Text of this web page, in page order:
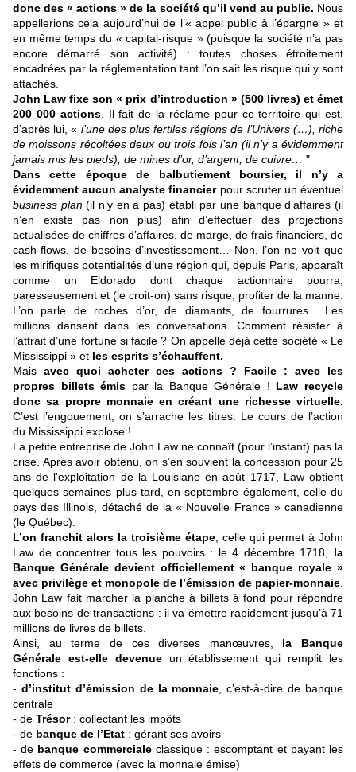
donc des « actions » de la société qu’il vend au public. Nous
appellerions cela aujourd’hui de l’« appel public à l’épargne » et
en même temps du « capital-risque » (puisque la société n’a pas
encore démarré son activité) : toutes choses étroitement
encadrées par la réglementation tant l’on sait les risque qui y sont
attachés.
John Law fixe son « prix d’introduction » (500 livres) et émet
200 000 actions. Il fait de la réclame pour ce territoire qui est,
d’après lui, « l’une des plus fertiles régions de l’Univers (…), riche
de moissons récoltées deux ou trois fois l’an (il n’y a évidemment
jamais mis les pieds), de mines d’or, d’argent, de cuivre… "
Dans cette époque de balbutiement boursier, il n’y a
évidemment aucun analyste financierpour scruter un éventuel
business plan(il n’y en a pas) établi par une banque d’affaires (il
n’en existe pas non plus) afin d’effectuer des projections
actualisées de chiffres d’affaires, de marge, de frais financiers, de
cash-flows, de besoins d’investissement… Non, l’on ne voit que
les mirifiques potentialités d’une région qui, depuis Paris, apparaît
comme un Eldorado dont chaque actionnaire pourra,
paresseusement et (le croit-on) sans risque, profiter de la manne.
L’on parle de roches d’or, de diamants, de fourrures... Les
millions dansent dans les conversations. Comment résister à
l’attrait d’une fortune si facile ? On appelle déjà cette société « Le
Mississippi » et les esprits s’échauffent.
Mais avec quoi acheter ces actions ? Facile : avec les
propres billets émis par la Banque Générale ! Law recycle
donc sa propre monnaie en créant une richesse virtuelle.
C’est l’engouement, on s’arrache les titres. Le cours de l’action
du Mississippi explose !
La petite entreprise de John Law ne connaît (pour l’instant) pas la
crise. Après avoir obtenu, on s’en souvient la concession pour 25
ans de l’exploitation de la Louisiane en août 1717, Law obtient
quelques semaines plus tard, en septembre également, celle du
pays des Illinois, détaché de la « Nouvelle France » canadienne
(le Québec).
L’on franchit alors la troisième étape , celle qui permet à John
Law de concentrer tous les pouvoirs : le 4 décembre 1718, la
Banque Générale devient officiellement « banque royale »
avec privilège et monopole de l’émission de papier-monnaie
John Law fait marcher la planche à billets à fond pour répondre
aux besoins de transactions : il va émettre rapidement jusqu’à 71
millions de livres de billets.
Ainsi, au terme de ces diverses manœuvres, la Banque
Générale est-elle devenueun établissement qui remplit les
fonctions :
- d’institut d’émission de la monnaie , c’est-à-dire de banque
centrale
- de Trésor: collectant les impôts
- de banque de l’Etat : gérant ses avoirs
- de banque commercialeclassique : escomptant et payant les
effets de commerce (avec la monnaie émise)